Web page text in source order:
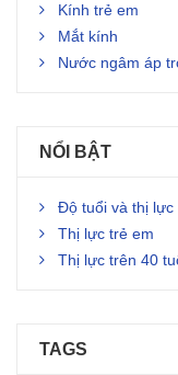
Kính trẻ em
Mắt kính
Nước ngâm áp
NỔI BẬT
Độ tuổi và thị lực
Thị lực trẻ em
Thị lực trên 40
TAGS